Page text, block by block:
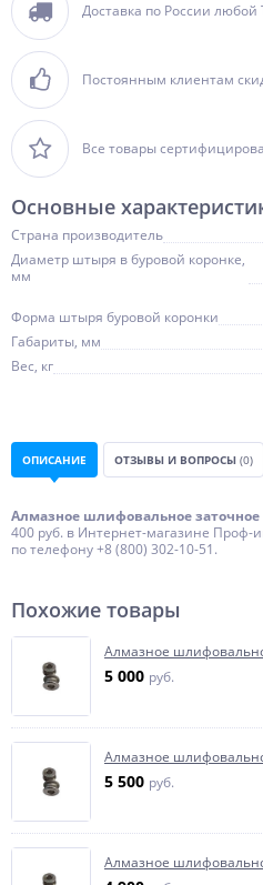
Доставка по России
Постоянным клиентам
Все товары
Основные
Страна производитель
Диаметр штыря в буровой коронке,
мм
Форма штыря буровой коронки
Габариты, мм
Вес, кг
ОПИСАНИЕ ОТЗЫВЫ И ВОПРОСЫ (0)
Алмазное шлифовальное заточное
400 руб. в Интернет-магазине Проф-
по телефону +8 (800) 302-10-51.
Похожие товары
Алмазное
5 000 руб.
Алмазное
5 500 руб.
Алмазное